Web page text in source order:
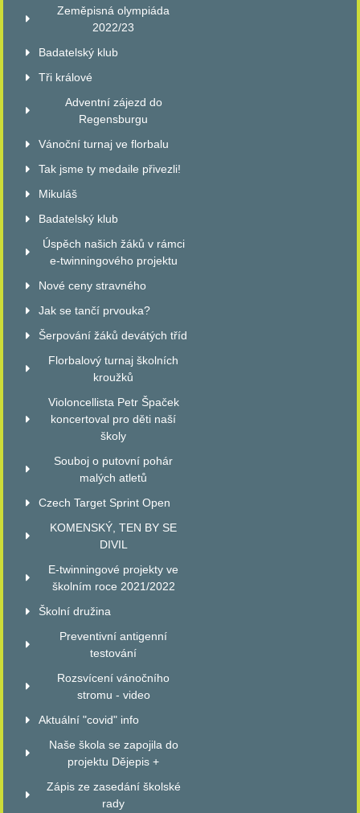
Zeměpisná olympiáda
2022/23
Badatelský klub
Tři králové
Adventní zájezd do
Regensburgu
Vánoční turnaj ve florbalu
Tak jsme ty medaile přivezli!
Mikuláš
Badatelský klub
Úspěch našich žáků v rámci
e-twinningového projektu
Nové ceny stravného
Jak se tančí prvouka?
Šerpování žáků devátých tříd
Florbalový turnaj školních
kroužků
Violoncellista Petr Špaček
koncertoval pro děti naší
školy
Souboj o putovní pohár
malých atletů
Czech Target Sprint Open
KOMENSKÝ, TEN BY SE
DIVIL
E-twinningové projekty ve
školním roce 2021/2022
Školní družina
Preventivní antigenní
testování
Rozsvícení vánočního
stromu - video
Aktuální "covid" info
Naše škola se zapojila do
projektu Dějepis +
Zápis ze zasedání školské
rady